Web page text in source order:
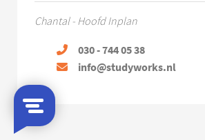
Chantal - Hoofd Inplan
030 - 744 05 38
info@studyworks.nl